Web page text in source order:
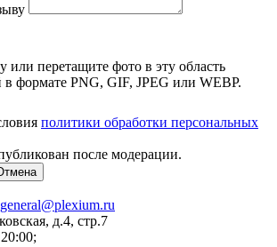
перетащите фото в эту область
в формате PNG, GIF, JPEG или WEBP.
политики обработки персональных
после модерации.
general@plexium.ru
д.4, стр.7